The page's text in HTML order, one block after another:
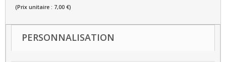
(Prix unitaire : 7,00 €)
PERSONNALISATION